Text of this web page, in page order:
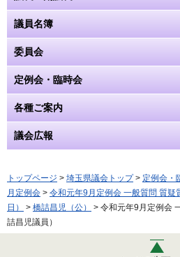
議員名簿
委員会
定例会・臨時会
各種ご案内
議会広報
トップページ > 埼玉県議会トップ> 定例会・
月定例会 > 令和元年9月定例会 一般質問 質疑
日）
> 橋詰昌児（公）
> 令和元年9月定例会
詰昌児議員）